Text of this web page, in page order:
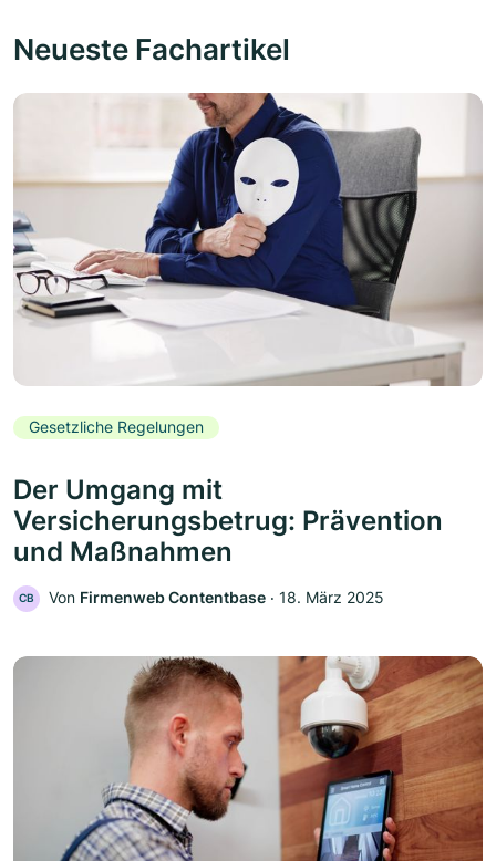
Neueste Fachartikel
Gesetzliche Regelungen
Der Umgang mit
Versicherungsbetrug: Prävention
und Maßnahmen
CB Von Firmenweb Contentbase ‧ 18. März 2025